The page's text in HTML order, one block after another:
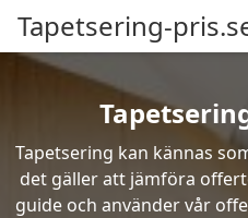
Tapetsering-
Tapetsering kan kännas
det gäller att jämföra
guide och använder vår